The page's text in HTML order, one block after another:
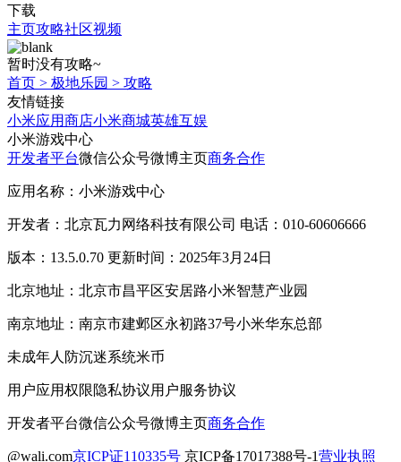
下载
主页攻略社区视频
暂时没有攻略~
首页 > 极地乐园 > 攻略
友情链接
小米应用商店小米商城英雄互娱
小米游戏中心
开发者平台微信公众号微博主页商务合作
应用名称：小米游戏中心
开发者：北京瓦力网络科技有限公司 电话：010-60606666
版本：13.5.0.70 更新时间：2025年3月24日
北京地址：北京市昌平区安居路小米智慧产业园
南京地址：南京市建邺区永初路37号小米华东总部
未成年人防沉迷系统米币
用户应用权限隐私协议用户服务协议
开发者平台微信公众号微博主页商务合作
@wali.com京ICP证110335号 京ICP备17017388号-1营业执照